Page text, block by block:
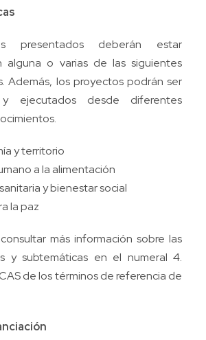
presentados deberán estar
alguna o varias de las siguientes
Además, los proyectos podrán ser
y ejecutados desde diferentes
y territorio
a la alimentación
y bienestar social
la paz
más información sobre las
y subtemáticas en el numeral 4.
de los términos de referencia de